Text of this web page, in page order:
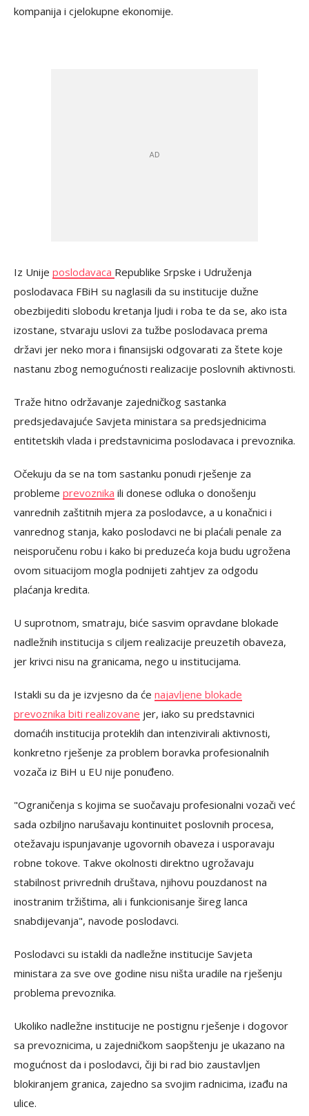
kompanija i cjelokupne ekonomije.
Iz Unije poslodavaca Republike Srpske i Udruženja
poslodavaca FBiH su naglasili da su institucije dužne
obezbijediti slobodu kretanja ljudi i roba te da se, ako ista
izostane, stvaraju uslovi za tužbe poslodavaca prema
državi jer neko mora i finansijski odgovarati za štete koje
nastanu zbog nemogućnosti realizacije poslovnih aktivnosti.
Traže hitno održavanje zajedničkog sastanka
predsjedavajuće Savjeta ministara sa predsjednicima
entitetskih vlada i predstavnicima poslodavaca i prevoznika.
Očekuju da se na tom sastanku ponudi rješenje za
probleme prevoznika ili donese odluka o donošenju
vanrednih zaštitnih mjera za poslodavce, a u konačnici i
vanrednog stanja, kako poslodavci ne bi plaćali penale za
neisporučenu robu i kako bi preduzeća koja budu ugrožena
ovom situacijom mogla podnijeti zahtjev za odgodu
plaćanja kredita.
U suprotnom, smatraju, biće sasvim opravdane blokade
nadležnih institucija s ciljem realizacije preuzetih obaveza,
jer krivci nisu na granicama, nego u institucijama.
Istakli su da je izvjesno da će najavljene blokade
prevoznika biti realizovane jer, iako su predstavnici
domaćih institucija proteklih dan intenzivirali aktivnosti,
konkretno rješenje za problem boravka profesionalnih
vozača iz BiH u EU nije ponuđeno.
"Ograničenja s kojima se suočavaju profesionalni vozači već
sada ozbiljno narušavaju kontinuitet poslovnih procesa,
otežavaju ispunjavanje ugovornih obaveza i usporavaju
robne tokove. Takve okolnosti direktno ugrožavaju
stabilnost privrednih društava, njihovu pouzdanost na
inostranim tržištima, ali i funkcionisanje šireg lanca
snabdijevanja", navode poslodavci.
Poslodavci su istakli da nadležne institucije Savjeta
ministara za sve ove godine nisu ništa uradile na rješenju
problema prevoznika.
Ukoliko nadležne institucije ne postignu rješenje i dogovor
sa prevoznicima, u zajedničkom saopštenju je ukazano na
mogućnost da i poslodavci, čiji bi rad bio zaustavljen
blokiranjem granica, zajedno sa svojim radnicima, izađu na
ulice.